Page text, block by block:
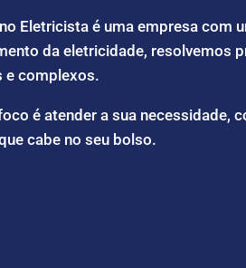
Eletricista é uma empresa com
da eletricidade, resolvemos
e complexos.
é atender a sua necessidade,
cabe no seu bolso.